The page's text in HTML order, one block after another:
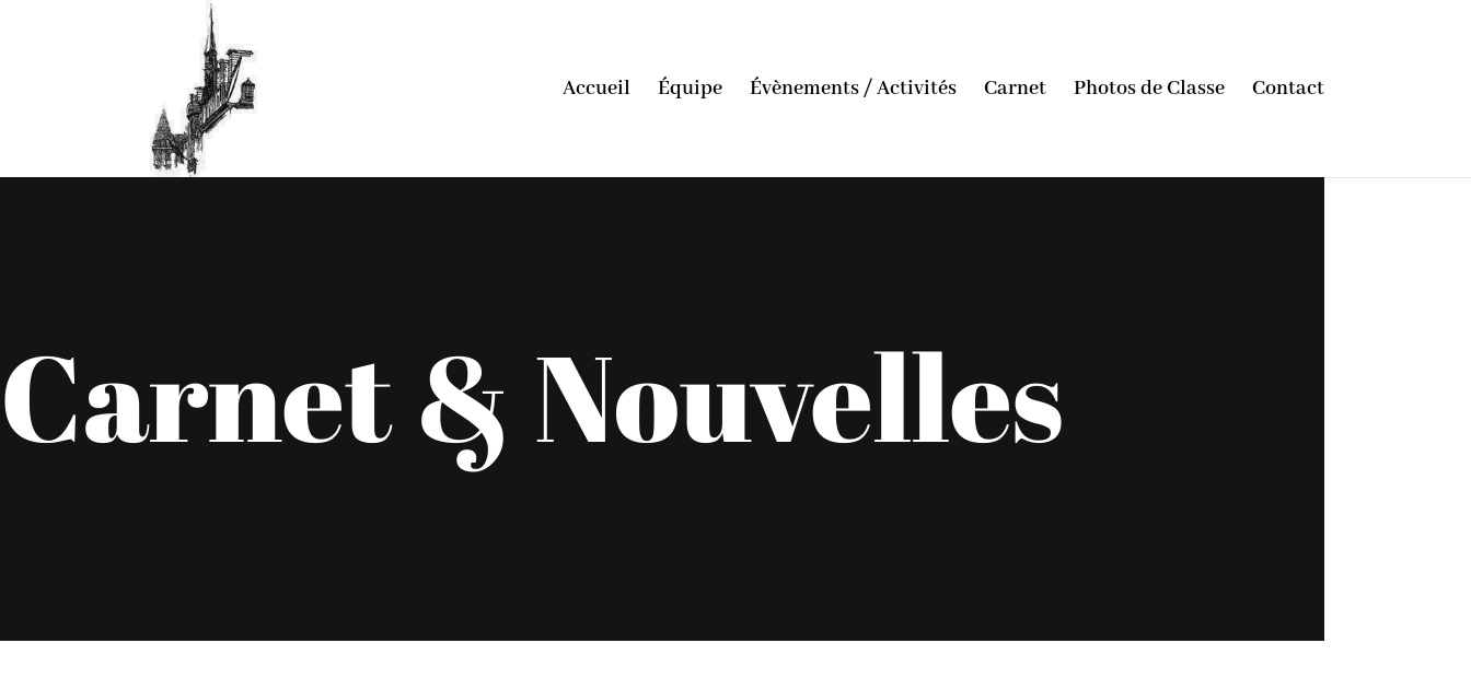
Accueil Équipe Évènements / Activités Carnet Photos de Classe Contact
Carnet & Nouvelles